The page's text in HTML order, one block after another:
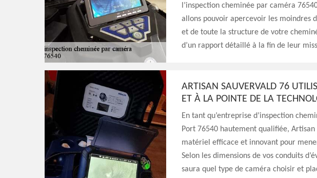
l’inspection cheminée par caméra
allons pouvoir apercevoir les moindres
et de toute la structure de votre
d’un rapport détaillé à la fin de leur
ARTISAN SAUVERVALD 76
ET À LA POINTE DE LA
En tant qu’entreprise d’inspection
Port 76540 hautement qualifiée, Artisan
matériel efficace et innovant pour
Selon les dimensions de vos conduits
saura quel type de caméra choisir et